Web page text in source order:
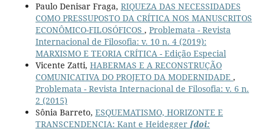
Paulo Denisar Fraga, RIQUEZA DAS NECESSIDADES
COMO PRESSUPOSTO DA CRÍTICA NOS MANUSCRITOS
ECONÔMICO-FILOSÓFICOS , Problemata - Revista
Internacional de Filosofia: v. 10 n. 4 (2019):
MARXISMO E TEORIA CRÍTICA - Edição Especial
Vicente Zatti, HABERMAS E A RECONSTRUÇÃO
COMUNICATIVA DO PROJETO DA MODERNIDADE ,
Problemata - Revista Internacional de Filosofia: v. 6 n.
2 (2015)
Sônia Barreto, ESQUEMATISMO, HORIZONTE E
TRANSCENDENCIA: Kant e Heidegger [doi: